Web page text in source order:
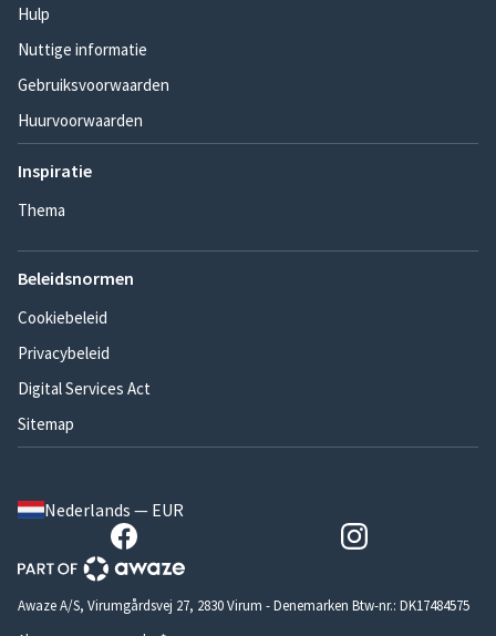
Hulp
Nuttige informatie
Gebruiksvoorwaarden
Huurvoorwaarden
Inspiratie
Thema
Beleidsnormen
Cookiebeleid
Privacybeleid
Digital Services Act
Sitemap
Nederlands — EUR
Awaze A/S, Virumgårdsvej 27, 2830 Virum - Denemarken Btw-nr.: DK17484575